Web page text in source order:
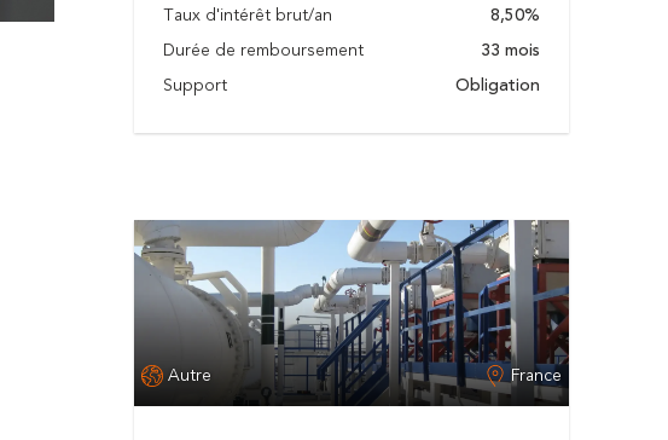
Taux d'intérêt brut/an 8,50%
Durée de remboursement 33 mois
Support Obligation
Autre France